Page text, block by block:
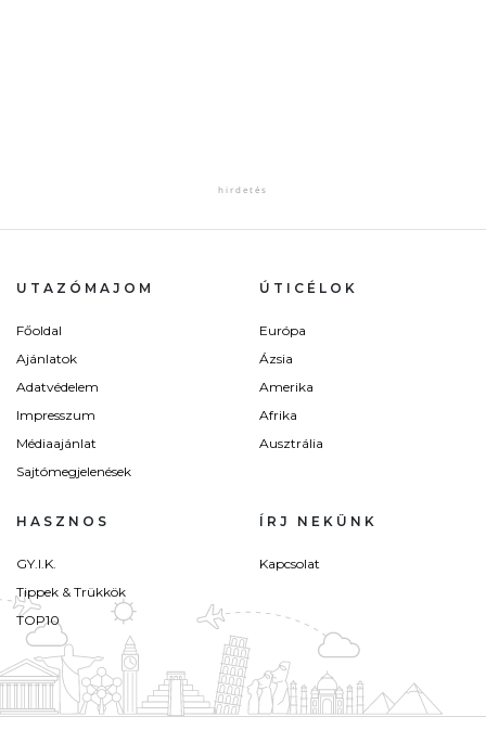
UTAZÓMAJOM
Főoldal
Ajánlatok
Adatvédelem
Impresszum
Médiaajánlat
Sajtómegjelenések
ÚTICÉLOK
Európa
Ázsia
Amerika
Afrika
Ausztrália
HASZNOS
GY.I.K.
Tippek & Trükkök
TOP10
ÍRJ NEKÜNK
Kapcsolat